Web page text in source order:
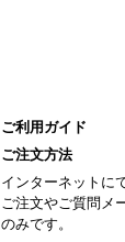
ご利用ガイド
ご注文方法
インターネットに
ご注文やご質問メ
のみです。